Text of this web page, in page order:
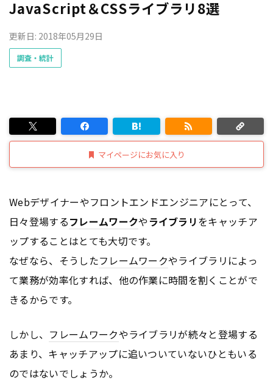
JavaScript＆CSSライブラリ8選
更新日: 2018年05月29日
調査・統計
マイページにお気に入り
Webデザイナーやフロントエンドエンジニアにとって、
日々登場するフレームワークやライブラリをキャッチア
ップすることはとても大切です。
なぜなら、そうしたフレームワークやライブラリによっ
て業務が効率化すれば、他の作業に時間を割くことがで
きるからです。
しかし、 フレームワークやライブラリが続々と登場する
あまり、キャッチアップに追いついていないひともいる
のではないでしょうか。